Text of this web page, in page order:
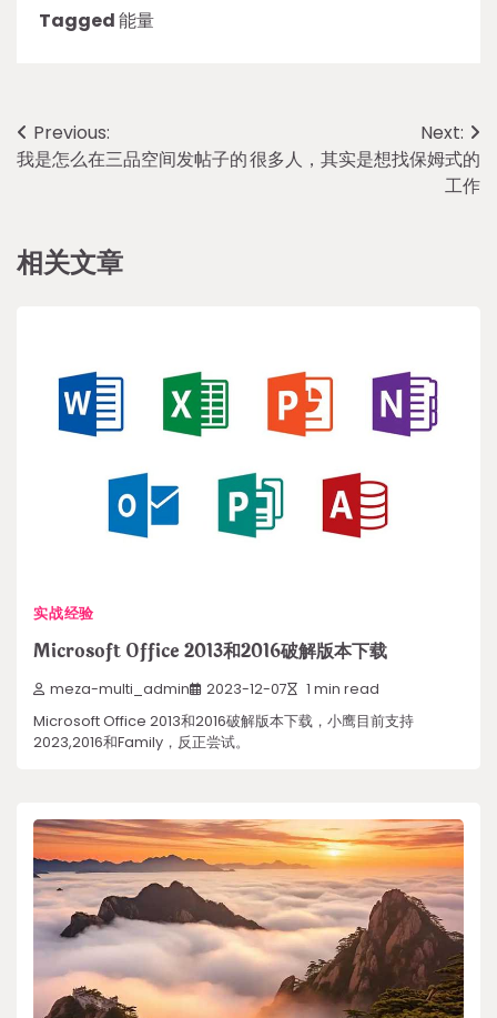
Tagged能量
Post
navigation
Previous:
我是怎么在三品空间发帖子的
Next:
很多人，其实是想找保姆式的
工作
相关文章
实战经验
Microsoft Office 2013和2016破解版本下载
meza-multi_admin 2023-12-07 1 min read
Microsoft Office 2013和2016破解版本下载，小鹰目前支持
2023,2016和Family，反正尝试。